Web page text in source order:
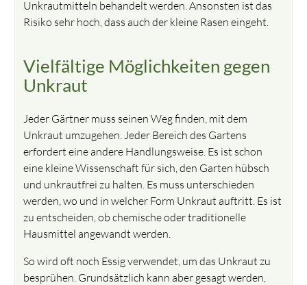
Unkrautmitteln behandelt werden. Ansonsten ist das
Risiko sehr hoch, dass auch der kleine Rasen eingeht.
Vielfältige Möglichkeiten gegen
Unkraut
Jeder Gärtner muss seinen Weg finden, mit dem
Unkraut umzugehen. Jeder Bereich des Gartens
erfordert eine andere Handlungsweise. Es ist schon
eine kleine Wissenschaft für sich, den Garten hübsch
und unkrautfrei zu halten. Es muss unterschieden
werden, wo und in welcher Form Unkraut auftritt. Es ist
zu entscheiden, ob chemische oder traditionelle
Hausmittel angewandt werden.
So wird oft noch Essig verwendet, um das Unkraut zu
besprühen. Grundsätzlich kann aber gesagt werden,